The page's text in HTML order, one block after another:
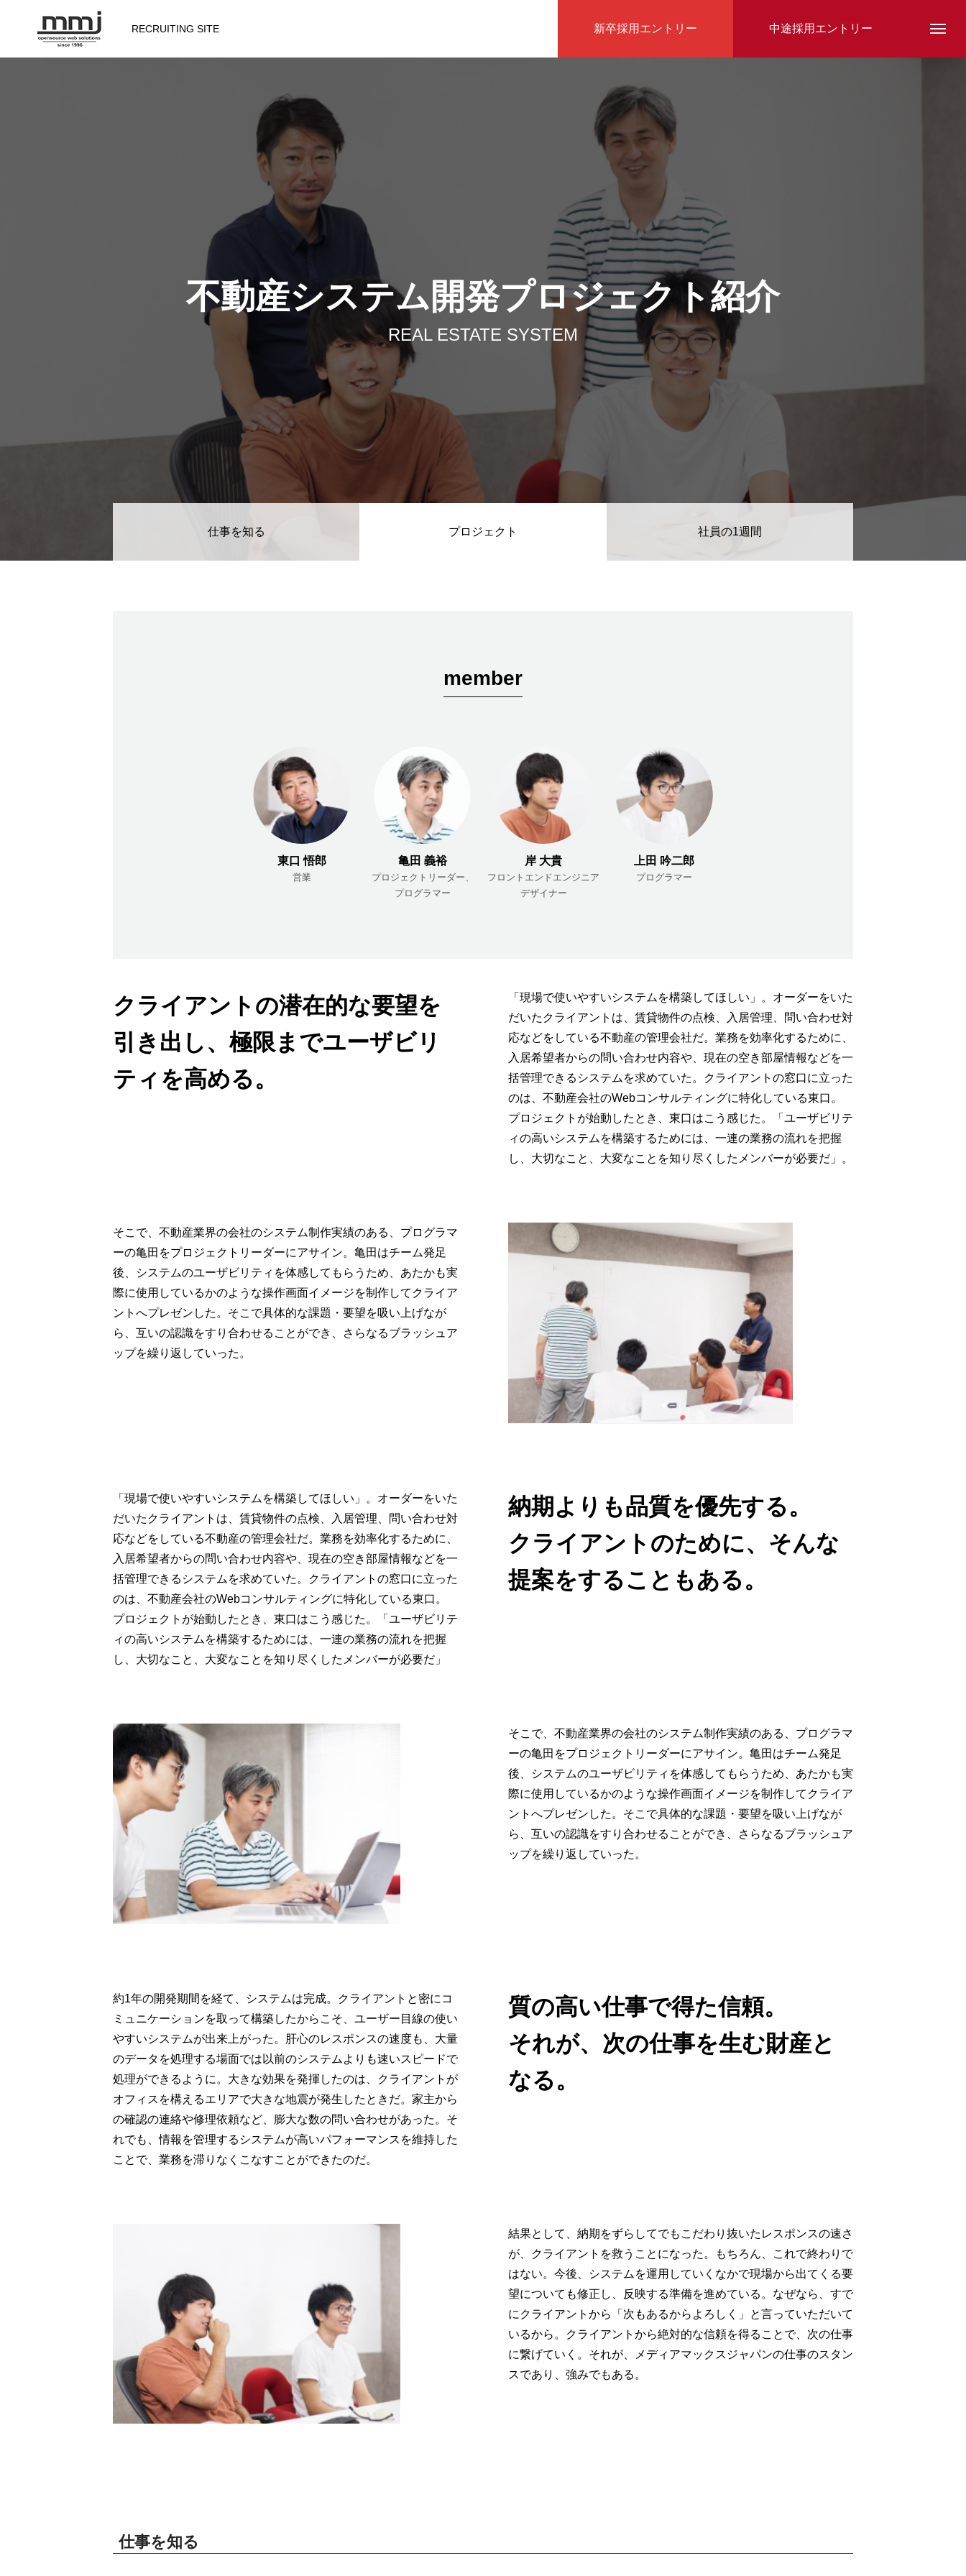
RECRUITING SITE 新卒採用エントリー 中途採用エントリー
会社概要
プログラマーの1週間
求人採用情報
個人情報取扱い方針 サイトマップ
不動産システム開発プロジェクト紹介
REAL ESTATE SYSTEM
仕事を知る プロジェクト 社員の1週間
member
東口 悟郎
営業
亀田 義裕
プロジェクトリーダー、
プログラマー
岸 大貴
フロントエンドエンジニア
デザイナー
上田 吟二郎
プログラマー
クライアントの潜在的な要望を
引き出し、極限までユーザビリ
ティを高める。
「現場で使いやすいシステムを構築してほしい」。オーダーをいた
だいたクライアントは、賃貸物件の点検、入居管理、問い合わせ対
応などをしている不動産の管理会社だ。業務を効率化するために、
入居希望者からの問い合わせ内容や、現在の空き部屋情報などを一
括管理できるシステムを求めていた。クライアントの窓口に立った
のは、不動産会社のWebコンサルティングに特化している東口。
プロジェクトが始動したとき、東口はこう感じた。「ユーザビリテ
ィの高いシステムを構築するためには、一連の業務の流れを把握
し、大切なこと、大変なことを知り尽くしたメンバーが必要だ」。
そこで、不動産業界の会社のシステム制作実績のある、プログラマ
ーの亀田をプロジェクトリーダーにアサイン。亀田はチーム発足
後、システムのユーザビリティを体感してもらうため、あたかも実
際に使用しているかのような操作画面イメージを制作してクライア
ントへプレゼンした。そこで具体的な課題・要望を吸い上げなが
ら、互いの認識をすり合わせることができ、さらなるブラッシュア
ップを繰り返していった。
納期よりも品質を優先する。
クライアントのために、そんな
提案をすることもある。
「現場で使いやすいシステムを構築してほしい」。オーダーをいた
だいたクライアントは、賃貸物件の点検、入居管理、問い合わせ対
応などをしている不動産の管理会社だ。業務を効率化するために、
入居希望者からの問い合わせ内容や、現在の空き部屋情報などを一
括管理できるシステムを求めていた。クライアントの窓口に立った
のは、不動産会社のWebコンサルティングに特化している東口。
プロジェクトが始動したとき、東口はこう感じた。「ユーザビリテ
ィの高いシステムを構築するためには、一連の業務の流れを把握
し、大切なこと、大変なことを知り尽くしたメンバーが必要だ」
そこで、不動産業界の会社のシステム制作実績のある、プログラマ
ーの亀田をプロジェクトリーダーにアサイン。亀田はチーム発足
後、システムのユーザビリティを体感してもらうため、あたかも実
際に使用しているかのような操作画面イメージを制作してクライア
ントへプレゼンした。そこで具体的な課題・要望を吸い上げなが
ら、互いの認識をすり合わせることができ、さらなるブラッシュア
ップを繰り返していった。
質の高い仕事で得た信頼。
それが、次の仕事を生む財産と
なる。
約1年の開発期間を経て、システムは完成。クライアントと密にコ
ミュニケーションを取って構築したからこそ、ユーザー目線の使い
やすいシステムが出来上がった。肝心のレスポンスの速度も、大量
のデータを処理する場面では以前のシステムよりも速いスピードで
処理ができるように。大きな効果を発揮したのは、クライアントが
オフィスを構えるエリアで大きな地震が発生したときだ。家主から
の確認の連絡や修理依頼など、膨大な数の問い合わせがあった。そ
れでも、情報を管理するシステムが高いパフォーマンスを維持した
ことで、業務を滞りなくこなすことができたのだ。
結果として、納期をずらしてでもこだわり抜いたレスポンスの速さ
が、クライアントを救うことになった。もちろん、これで終わりで
はない。今後、システムを運用していくなかで現場から出てくる要
望についても修正し、反映する準備を進めている。なぜなら、すで
にクライアントから「次もあるからよろしく」と言っていただいて
いるから。クライアントから絶対的な信頼を得ることで、次の仕事
に繋げていく。それが、メディアマックスジャパンの仕事のスタン
スであり、強みでもある。
仕事を知る